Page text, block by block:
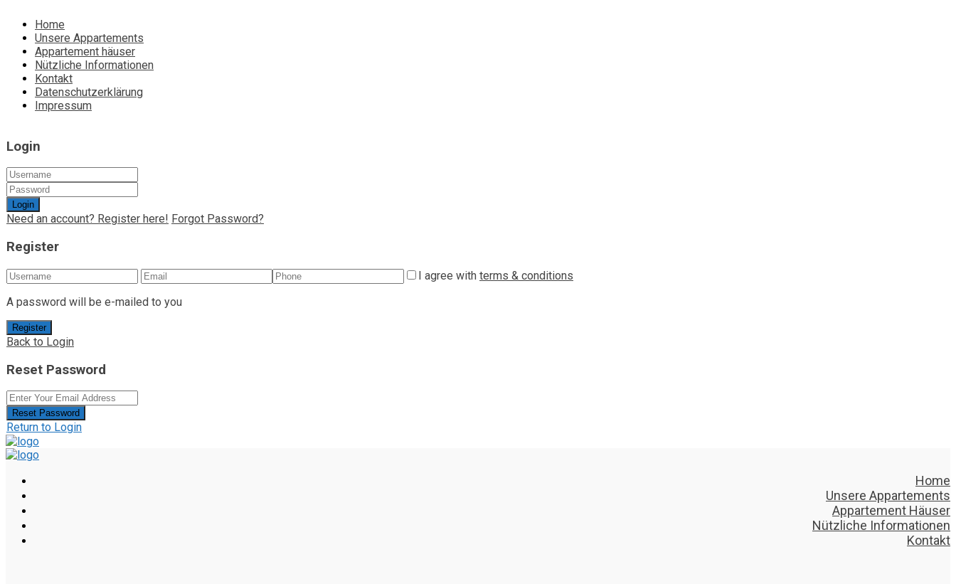
Home
Unsere Appartements
Appartement häuser
Nützliche Informationen
Kontakt
Datenschutzerklärung
Impressum
Login
Login
Need an account? Register here! Forgot Password?
Register
I agree with terms & conditions
A password will be e-mailed to you
Register
Back to Login
Reset Password
Reset Password
Return to Login
Home
Unsere Appartements
Appartement Häuser
Nützliche Informationen
Kontakt